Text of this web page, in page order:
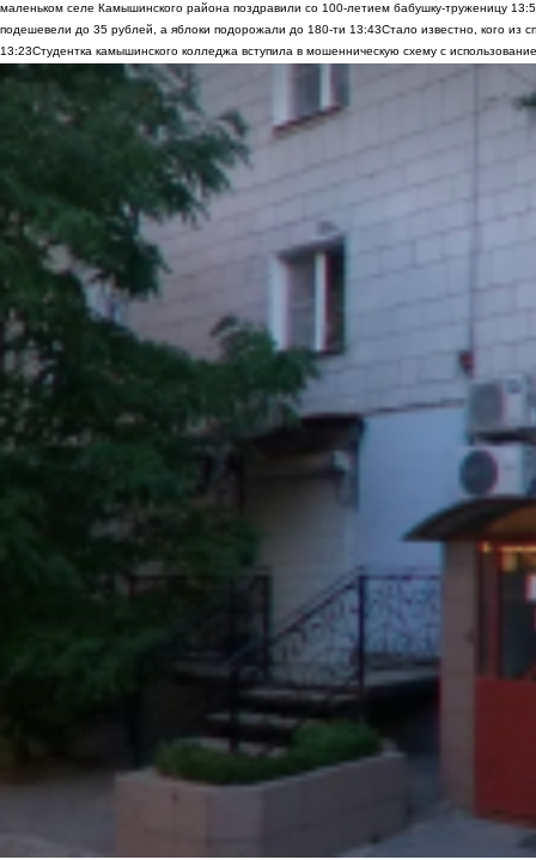
маленьком селе Камышинского района поздравили со 100-летием бабушку-труженицу
подешевели до 35 рублей, а яблоки подорожали до 180-ти 13:43Стало известно, кого из
13:23Студентка камышинского колледжа вступила в мошенническую схему с